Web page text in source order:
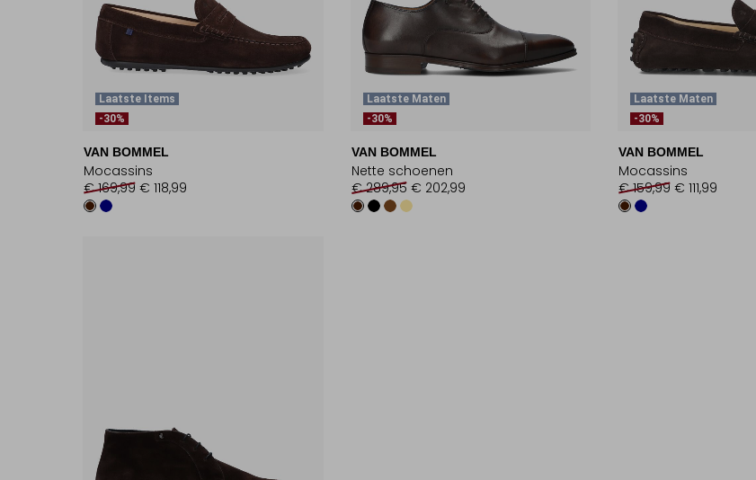
Laatste Items
-30%
VAN BOMMEL
Mocassins
€ 169,99 € 118,99
Laatste Maten
-30%
VAN BOMMEL
Nette schoenen
€ 289,95 € 202,99
Laatste Maten
-30%
VAN BOMMEL
Mocassins
€ 159,99 € 111,99